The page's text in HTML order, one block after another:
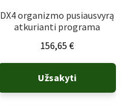
DX4 organizmo pusiausvyrą
atkurianti programa
156,65€
Užsakyti